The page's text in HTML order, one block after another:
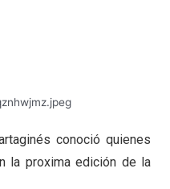
conoció quienes
la proxima edición de la